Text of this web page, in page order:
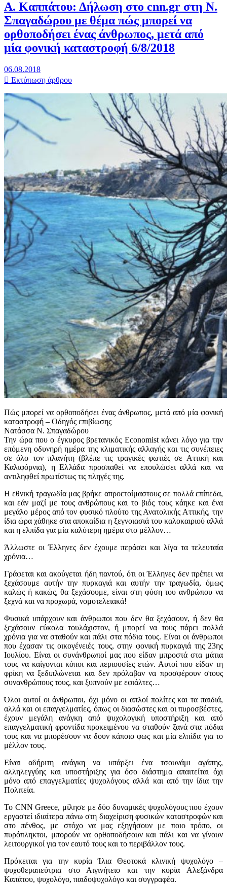
Α. Καππάτου: Δήλωση στο cnn.gr στη Ν.
Σπαγαδώρου με θέμα πώς μπορεί να
ορθοποδήσει ένας άνθρωπος, μετά από
μία φονική καταστροφή 6/8/2018
06.08.2018
Εκτύπωση άρθρου
Πώς μπορεί να ορθοποδήσει ένας άνθρωπος, μετά από μία φονική
καταστροφή – Οδηγός επιβίωσης
Νατάσσα Ν. Σπαγαδώρου
Την ώρα που ο έγκυρος βρετανικός Economist κάνει λόγο για την
επόμενη οδυνηρή ημέρα της κλιματικής αλλαγής και τις συνέπειες
σε όλο τον πλανήτη (βλέπε τις τραγικές φωτιές σε Αττική και
Καλιφόρνια), η Ελλάδα προσπαθεί να επουλώσει αλλά και να
αντιληφθεί πρωτίστως τις πληγές της.
Η εθνική τραγωδία μας βρήκε απροετοίμαστους σε πολλά επίπεδα,
και εάν μαζί με τους ανθρώπους και το βιός τους κάηκε και ένα
μεγάλο μέρος από τον φυσικό πλούτο της Ανατολικής Αττικής, την
ίδια ώρα χάθηκε στα αποκαίδια η ξεγνοιασιά του καλοκαιριού αλλά
και η ελπίδα για μία καλύτερη ημέρα στο μέλλον…
Άλλωστε οι Έλληνες δεν έχουμε περάσει και λίγα τα τελευταία
χρόνια…
Γράφεται και ακούγεται ήδη παντού, ότι οι Έλληνες δεν πρέπει να
ξεχάσουμε αυτήν την πυρκαγιά και αυτήν την τραγωδία, όμως
καλώς ή κακώς, θα ξεχάσουμε, είναι στη φύση του ανθρώπου να
ξεχνά και να προχωρά, νομοτελειακά!
Φυσικά υπάρχουν και άνθρωποι που δεν θα ξεχάσουν, ή δεν θα
ξεχάσουν εύκολα τουλάχιστον, ή μπορεί να τους πάρει πολλά
χρόνια για να σταθούν και πάλι στα πόδια τους. Είναι οι άνθρωποι
που έχασαν τις οικογένειές τους, στην φονική πυρκαγιά της 23ης
Ιουλίου. Είναι οι συνάνθρωποί μας που είδαν μπροστά στα μάτια
τους να καίγονται κόποι και περιουσίες ετών. Αυτοί που είδαν τη
φρίκη να ξεδιπλώνεται και δεν πρόλαβαν να προσφέρουν στους
συνανθρώπους τους, και ξυπνούν με εφιάλτες…
Όλοι αυτοί οι άνθρωποι, όχι μόνο οι απλοί πολίτες και τα παιδιά,
αλλά και οι επαγγελματίες, όπως οι διασώστες και οι πυροσβέστες,
έχουν μεγάλη ανάγκη από ψυχολογική υποστήριξη και από
επαγγελματική φροντίδα προκειμένου να σταθούν ξανά στα πόδια
τους και να μπορέσουν να δουν κάποιο φως και μία ελπίδα για το
μέλλον τους.
Είναι αδήριτη ανάγκη να υπάρξει ένα τσουνάμι αγάπης,
αλληλεγγύης και υποστήριξης για όσο διάστημα απαιτείται όχι
μόνο από επαγγελματίες ψυχολόγους αλλά και από την ίδια την
Πολιτεία.
Το CNN Greece, μίλησε με δύο δυναμικές ψυχολόγους που έχουν
εργαστεί ιδιαίτερα πάνω στη διαχείριση φυσικών καταστροφών και
στο πένθος, με στόχο να μας εξηγήσουν με ποιο τρόπο, οι
πυρόπληκτοι, μπορούν να ορθοποδήσουν και πάλι και να γίνουν
λειτουργικοί για τον εαυτό τους και το περιβάλλον τους.
Πρόκειται για την κυρία Ίλια Θεοτοκά κλινική ψυχολόγο –
ψυχοθεραπεύτρια στο Αιγινήτειο και την κυρία Αλεξάνδρα
Καπάτου, ψυχολόγο, παιδοψυχολόγο και συγγραφέα.